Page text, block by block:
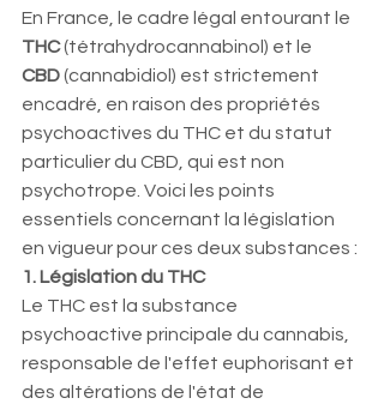
En France, le cadre légal entourant le
THC (tétrahydrocannabinol) et le
CBD (cannabidiol) est strictement
encadré, en raison des propriétés
psychoactives du THC et du statut
particulier du CBD, qui est non
psychotrope. Voici les points
essentiels concernant la législation
en vigueur pour ces deux substances :
1. Législation du THC
Le THC est la substance
psychoactive principale du cannabis,
responsable de l'effet euphorisant et
des altérations de l'état de